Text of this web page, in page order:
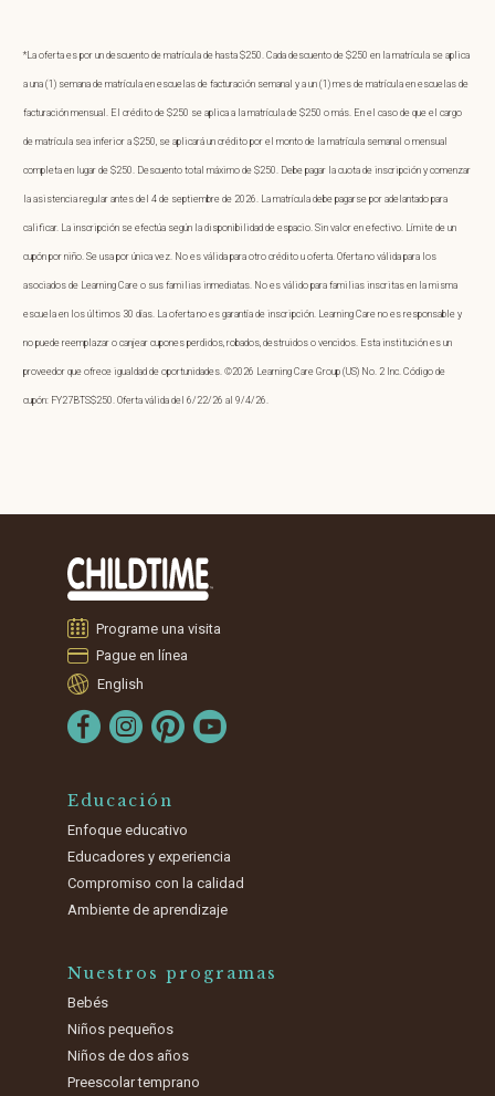
*La oferta es por un descuento de matrícula de hasta $250. Cada descuento de $250 en la matrícula se aplica
a una (1) semana de matrícula en escuelas de facturación semanal y a un (1) mes de matrícula en escuelas de
facturación mensual. El crédito de $250 se aplica a la matrícula de $250 o más. En el caso de que el cargo
de matrícula sea inferior a $250, se aplicará un crédito por el monto de la matrícula semanal o mensual
completa en lugar de $250. Descuento total máximo de $250. Debe pagar la cuota de inscripción y comenzar
la asistencia regular antes del 4 de septiembre de 2026. La matrícula debe pagarse por adelantado para
calificar. La inscripción se efectúa según la disponibilidad de espacio. Sin valor en efectivo. Límite de un
cupón por niño. Se usa por única vez. No es válida para otro crédito u oferta. Oferta no válida para los
asociados de Learning Care o sus familias inmediatas. No es válido para familias inscritas en la misma
escuela en los últimos 30 días. La oferta no es garantía de inscripción. Learning Care no es responsable y
no puede reemplazar o canjear cupones perdidos, robados, destruidos o vencidos. Esta institución es un
proveedor que ofrece igualdad de oportunidades. ©2026 Learning Care Group (US) No. 2 Inc. Código de
cupón: FY27BTS$250. Oferta válida del 6/22/26 al 9/4/26.
Programe una visita
Pague en línea
English
Educación
Enfoque educativo
Educadores y experiencia
Compromiso con la calidad
Ambiente de aprendizaje
Nuestros programas
Bebés
Niños pequeños
Niños de dos años
Preescolar temprano